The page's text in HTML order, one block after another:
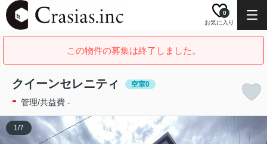
お気に入り
0
この物件の募集は終了しました。
クイーンセレニティ 空室0
- 管理/共益費 -
1/7